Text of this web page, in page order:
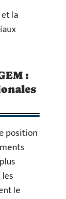
la
:
position
le